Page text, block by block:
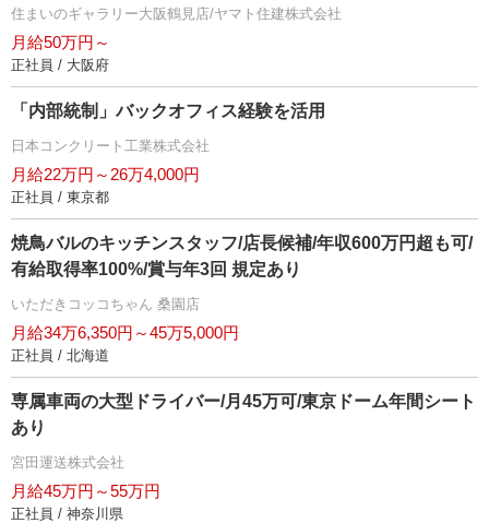
住まいのギャラリー大阪鶴見店/ヤマト住建株式会社
月給50万円～
正社員 / 大阪府
「内部統制」バックオフィス経験を活用
日本コンクリート工業株式会社
月給22万円～26万4,000円
正社員 / 東京都
焼鳥バルのキッチンスタッフ/店長候補/年収600万円超も可/
有給取得率100%/賞与年3回 規定あり
いただきコッコちゃん 桑園店
月給34万6,350円～45万5,000円
正社員 / 北海道
専属車両の大型ドライバー/月45万可/東京ドーム年間シート
あり
宮田運送株式会社
月給45万円～55万円
正社員 / 神奈川県